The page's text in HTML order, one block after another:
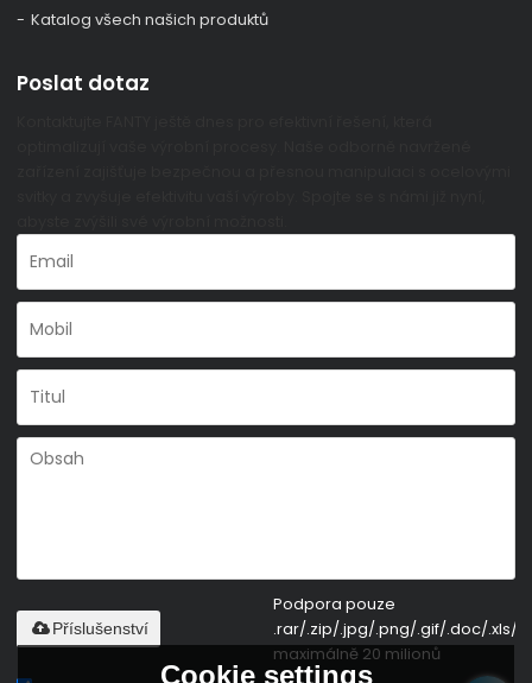
Katalog všech našich produktů
Poslat dotaz
Podpora pouze
.rar/.zip/.jpg/.png/.gif/.doc/.xls/
maximálně 20 milionů
Příslušenství
Cookie settings